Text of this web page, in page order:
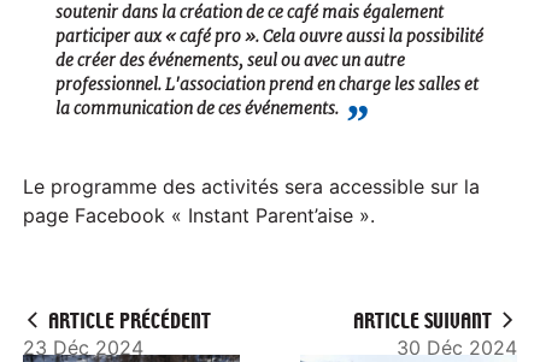
y
soutenir dans la création de ce café mais également
participer aux « café pro ». Cela ouvre aussi la possibilité
de créer des événements, seul ou avec un autre
professionnel. L'association prend en charge les salles et
la communication de ces événements.
Le programme des activités sera accessible sur la
page Facebook « Instant Parent’aise ».
ARTICLE PRÉCÉDENT
23 Déc 2024
ARTICLE SUIVANT
30 Déc 2024